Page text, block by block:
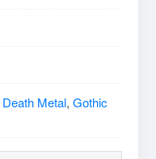
Death Metal, Gothic